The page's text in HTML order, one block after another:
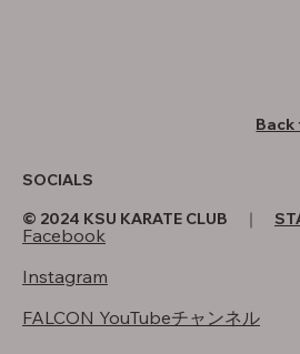
SOCIALS
Facebook
Instagram
FALCON YouTubeチャンネル
Back
© 2024 KSU KARATE CLUB ｜